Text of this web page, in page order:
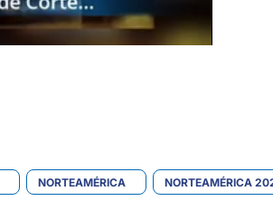
NORTEAMÉRICA NORTEAMÉRICA